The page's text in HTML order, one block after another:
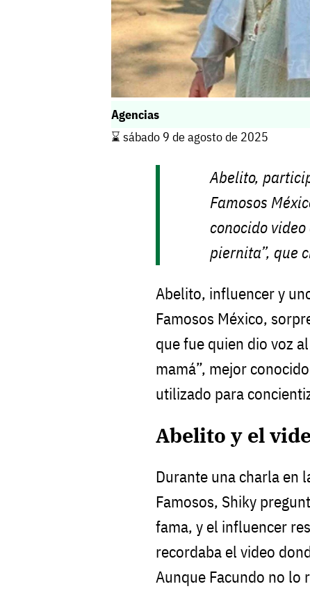
Agencias
⌛️ sábado 9 de agosto de 2025
Abelito,
Famosos
conocido
piernita”, que
Abelito, influencer y
Famosos México,
que fue quien dio voz
mamá”, mejor
utilizado para
Abelito y el
Durante una charla en
Famosos, Shiky
fama, y el influencer
recordaba el video
Aunque Facundo no lo